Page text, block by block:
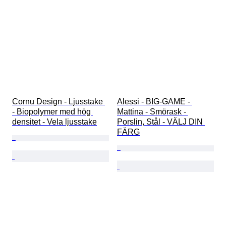
Cornu Design - Ljusstake
- Biopolymer med hög
densitet - Vela ljusstake
Alessi - BIG-GAME -
Mattina - Smörask -
Porslin, Stål - VÄLJ DIN
FÄRG